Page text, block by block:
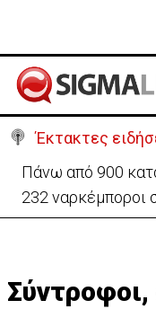
Έκτακτες
Θέλει να
Προύντζος -